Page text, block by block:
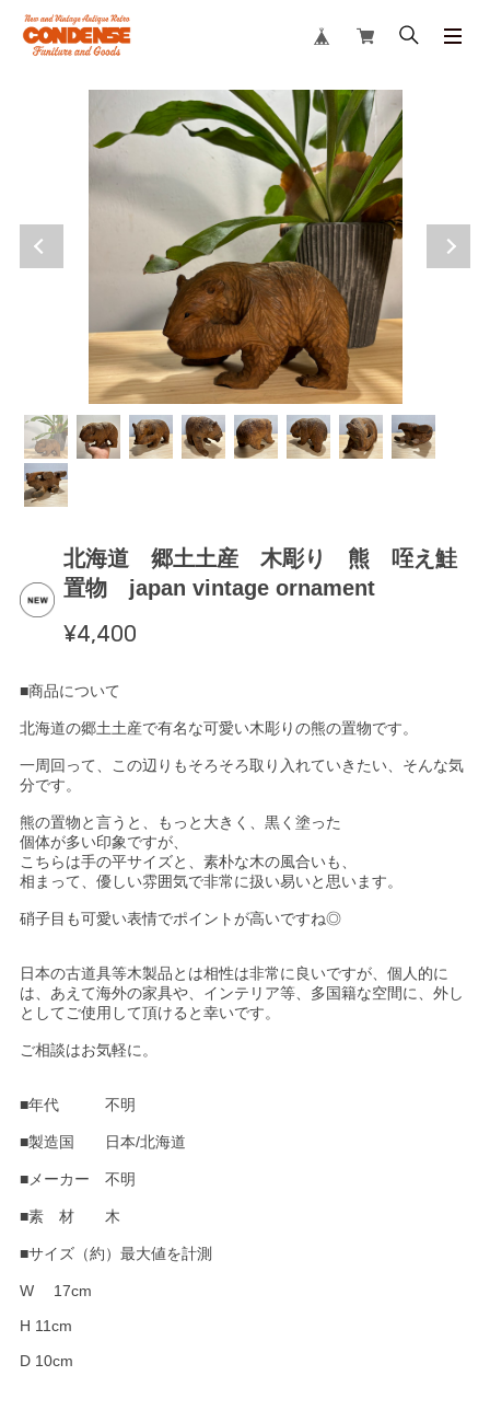
北海道 郷土土産 木彫り 熊 咥え鮭
置物 japan vintage ornament
¥4,400
■商品について
北海道の郷土土産で有名な可愛い木彫りの熊の置物です。
一周回って、この辺りもそろそろ取り入れていきたい、そんな気
分です。
熊の置物と言うと、もっと大きく、黒く塗った
個体が多い印象ですが、
こちらは手の平サイズと、素朴な木の風合いも、
相まって、優しい雰囲気で非常に扱い易いと思います。
硝子目も可愛い表情でポイントが高いですね◎
日本の古道具等木製品とは相性は非常に良いですが、個人的に
は、あえて海外の家具や、インテリア等、多国籍な空間に、外し
としてご使用して頂けると幸いです。
ご相談はお気軽に。
■年代 不明
■製造国 日本/北海道
■メーカー 不明
■素 材 木
■サイズ（約）最大値を計測
W 17cm
H 11cm
D 10cm